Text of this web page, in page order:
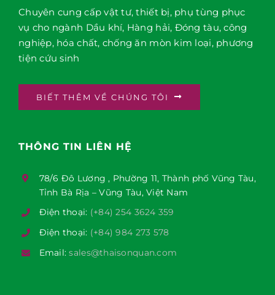
Chuyên cung cấp vật tư, thiết bị, phụ tùng phục
vụ cho ngành Dầu khí, Hàng hải, Đóng tàu, công
nghiệp, hóa chất, chống ăn mòn kim loại, phương
tiện cứu sinh
BIẾT THÊM VỀ CHÚNG TÔI
THÔNG TIN LIÊN HỆ
78/6 Đô Lương , Phường 11, Thành phố Vũng Tàu,
Tỉnh Bà Rịa – Vũng Tàu, Việt Nam
Điện thoại: (+84) 254 3624 359
Điện thoại: (+84) 984 273 578
Email:sales@thaisonquan.com